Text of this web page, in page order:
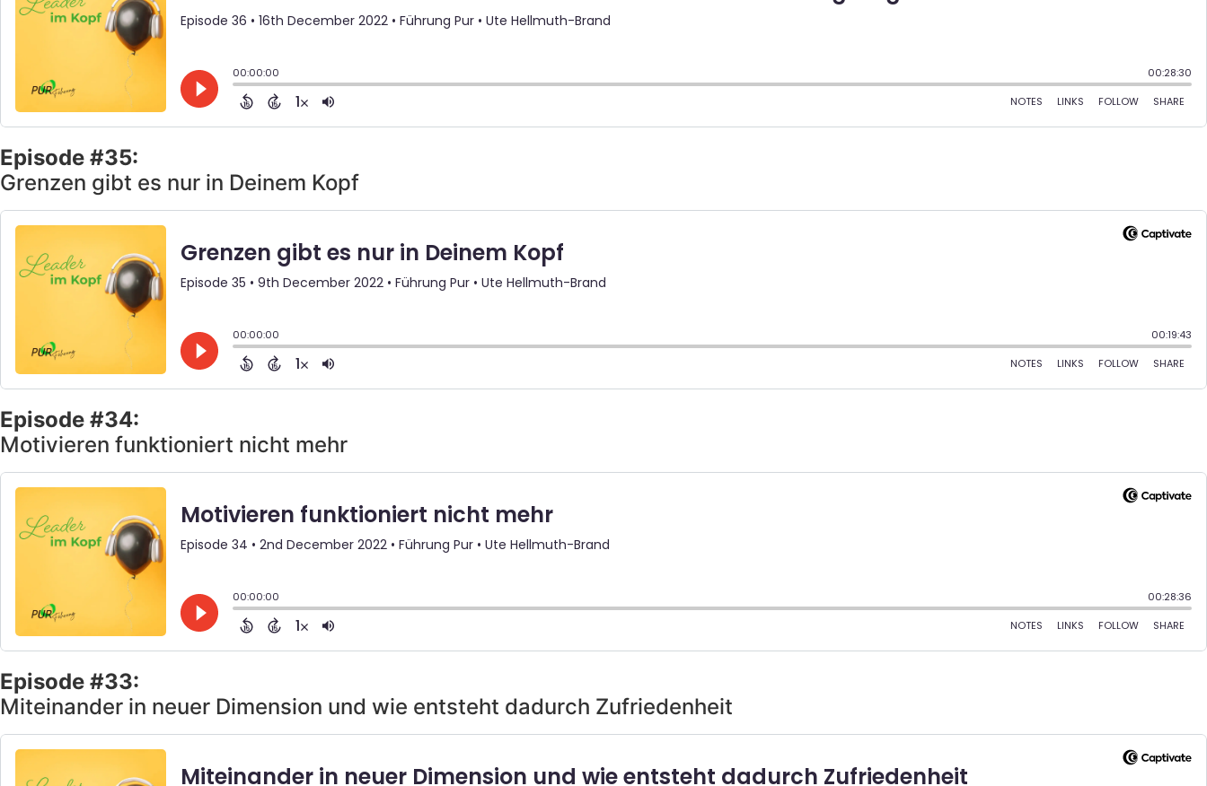
Episode #35:
Grenzen gibt es nur in Deinem Kopf
Episode #34:
Motivieren funktioniert nicht mehr
Episode #33:
Miteinander in neuer Dimension und wie entsteht dadurch Zufriedenheit